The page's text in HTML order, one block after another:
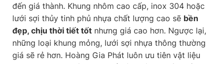
đến giá thành. Khung nhôm cao cấp, inox 304 hoặc
lưới sợi thủy tinh phủ nhựa chất lượng cao sẽ bền
đẹp, chịu thời tiết tốt nhưng giá cao hơn. Ngược lại,
những loại khung mỏng, lưới sợi nhựa thông thường
giá sẽ rẻ hơn. Hoàng Gia Phát luôn ưu tiên vật liệu